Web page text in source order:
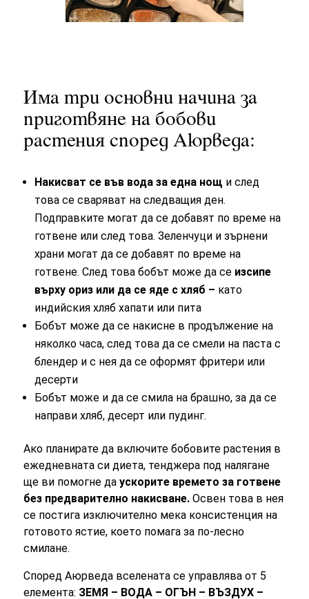
Има три основни начина за
приготвяне на бобови
растения според Аюрведа:
Накисват се във вода за една нощ и след
това се сваряват на следващия ден.
Подправките могат да се добавят по време на
готвене или след това. Зеленчуци и зърнени
храни могат да се добавят по време на
готвене. След това бобът може да се изсипе
върху ориз или да се яде с хляб – като
индийския хляб хапати или пита
Бобът може да се накисне в продължение на
няколко часа, след това да се смели на паста с
блендер и с нея да се оформят фритери или
десерти
Бобът може и да се смила на брашно, за да се
направи хляб, десерт или пудинг.
Ако планирате да включите бобовите растения в
ежедневната си диета, тенджера под налягане
ще ви помогне даускорите времето за готвене
без предварително накисване. Освен това в нея
се постига изключително мека консистенция на
готовото ястие, което помага за по-лесно
смилане.
Според Аюрведа вселената се управлява от 5
елемента: ЗЕМЯ – ВОДА – ОГЪН – ВЪЗДУХ –